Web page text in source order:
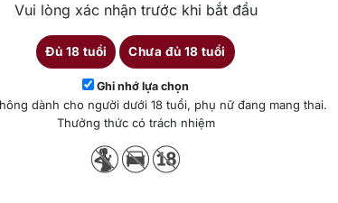
Vui lòng xác nhận trước khi bắt đầu
Đủ 18 tuổi Chưa đủ 18 tuổi
Ghi nhớ lựa chọn
dành cho người dưới 18 tuổi, phụ nữ đang mang thai.
Thưởng thức có trách nhiệm